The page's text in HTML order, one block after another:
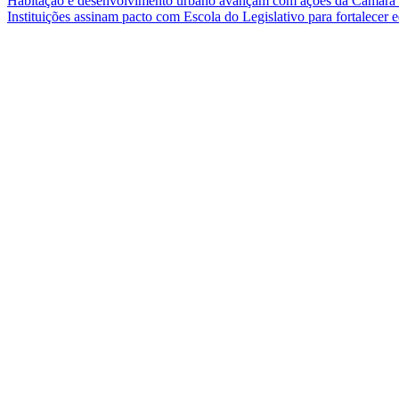
Instituições assinam pacto com Escola do Legislativo para fortalecer